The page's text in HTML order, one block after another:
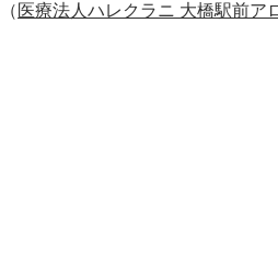
（ 医療法人ハレクラニ 大橋駅前ア